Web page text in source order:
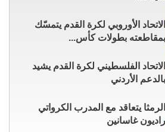
الاتحاد الأوروبي لكرة القدم يتمسّك
بمقاطعته بطولات كأس...
الاتحاد الفلسطيني لكرة القدم يشيد
بالدعم الأردني
الرمثا يتعاقد مع المدرب الكرواتي
راديون غاسانين